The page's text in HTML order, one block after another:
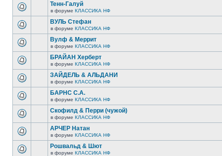
Тенн-Галуй
в форуме КЛАССИКА НФ
ВУЛЬ Стефан
в форуме КЛАССИКА НФ
Вулф & Меррит
в форуме КЛАССИКА НФ
БРАЙАН Херберт
в форуме КЛАССИКА НФ
ЗАЙДЕЛЬ & АЛЬДАНИ
в форуме КЛАССИКА НФ
БАРНС С.А.
в форуме КЛАССИКА НФ
Скофилд & Перри (чужой)
в форуме КЛАССИКА НФ
АРЧЕР Натан
в форуме КЛАССИКА НФ
Рошвальд & Шют
в форуме КЛАССИКА НФ